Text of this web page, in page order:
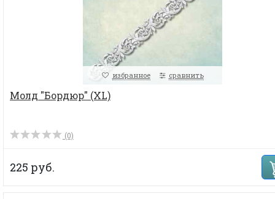
избранное сравнить
Молд "Бордюр" (XL)
(0)
225 руб.